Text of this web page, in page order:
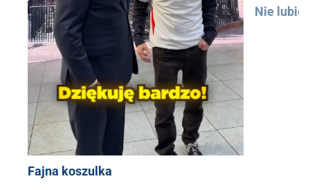
Fajna koszulka
Nie lubię